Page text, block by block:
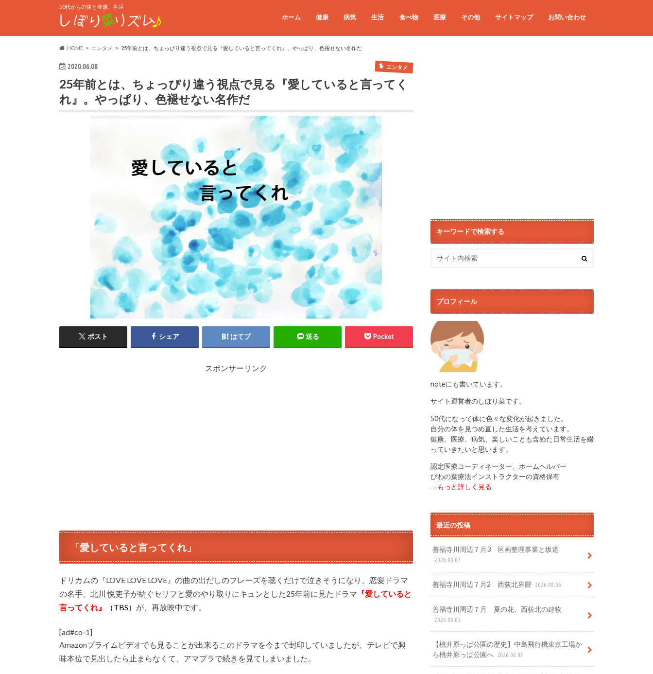
50代からの体と健康、生活
ホーム 健康 病気 生活 食べ物 医療 その他 サイトマップ お問い合わせ
HOME エンタメ 25年前とは、ちょっぴり違う視点で見る『愛していると言ってくれ』。やっぱり、色褪せない名作だ
2020.06.08 エンタメ
25年前とは、ちょっぴり違う視点で見る『愛していると言ってく
れ』。やっぱり、色褪せない名作だ
ポスト シェア はてブ 送る Pocket
スポンサーリンク
「愛していると言ってくれ」
ドリカムの『LOVE LOVE LOVE』の曲の出だしのフレーズを聴くだけで泣きそうになり、恋愛ドラマ
の名手、北川 悦吏子が紡ぐセリフと愛のやり取りにキュンとした25年前に見たドラマ 『愛していると
言ってくれ』
（TBS） が、再放映中です。
[ad#co-1]
Amazonプライムビデオでも見ることが出来るこのドラマを今まで封印していましたが、テレビで興
味本位で見出したら止まらなくて、アマプラで続きを見てしまいました。
キーワードで検索する
プロフィール
noteにも書いています。
サイト運営者のしぼり菜です。
50代になって体に色々な変化が起きました。
自分の体を見つめ直した生活を考えています。
健康、医療、病気、楽しいことも含めた日常生活を綴
っていきたいと思います。
認定医療コーディネーター、ホームヘルパー
びわの葉療法インストラクターの資格保有
→もっと詳しく見る
最近の投稿
善福寺川周辺７月3 区画整理事業と坂道
2026.08.07
善福寺川周辺７月2 西荻北界隈 2026.08.06
善福寺川周辺７月 夏の花、西荻北の建物
2026.08.05
【桃井原っぱ公園の歴史】中島飛行機東京工場か
ら桃井原っぱ公園へ 2026.08.03